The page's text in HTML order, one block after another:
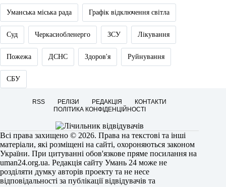
Уманська міська рада Графік відключення світла
Суд Черкасиобленерго ЗСУ Лікування
Пожежа ДСНС Здоров'я Руйнування
СБУ
RSS РЕЛІЗИ РЕДАКЦІЯ
КОНТАКТИ
ПОЛІТИКА КОНФІДЕНЦІЙНОСТІ
Всі права захищено © 2026. Права на текстові та інші
матеріали, які розміщені на сайті, охороняються законом
України. При цитуванні обов'язкове пряме посилання на
uman24.org.ua. Редакція сайту Умань 24 може не
розділяти думку авторів проекту та не несе
відповідальності за публікації відвідувачів та